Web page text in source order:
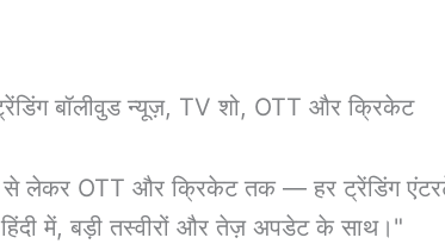
बॉलीवुड न्यूज़, TV शो, OTT और क्रिकेट
से लेकर OTT और क्रिकेट तक — हर ट्रेंडिंग
हिंदी में, बड़ी तस्वीरों और तेज़ अपडेट के साथ।"